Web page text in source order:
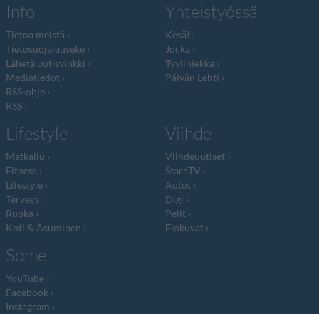
Info
Tietoa meistä
Tietosuojalauseke
Lähetä uutisvinkki
Mediatiedot
RSS-ohje
RSS
Yhteistyössä
Kesä!
Jocka
Tyyliniekka
Päivän Lehti
Lifestyle
Matkailu
Fitness
Lifestyle
Terveys
Ruoka
Koti & Asuminen
Viihde
Viihdeuutiset
StaraTV
Autot
Digi
Pelit
Elokuvat
Some
YouTube
Facebook
Instagram